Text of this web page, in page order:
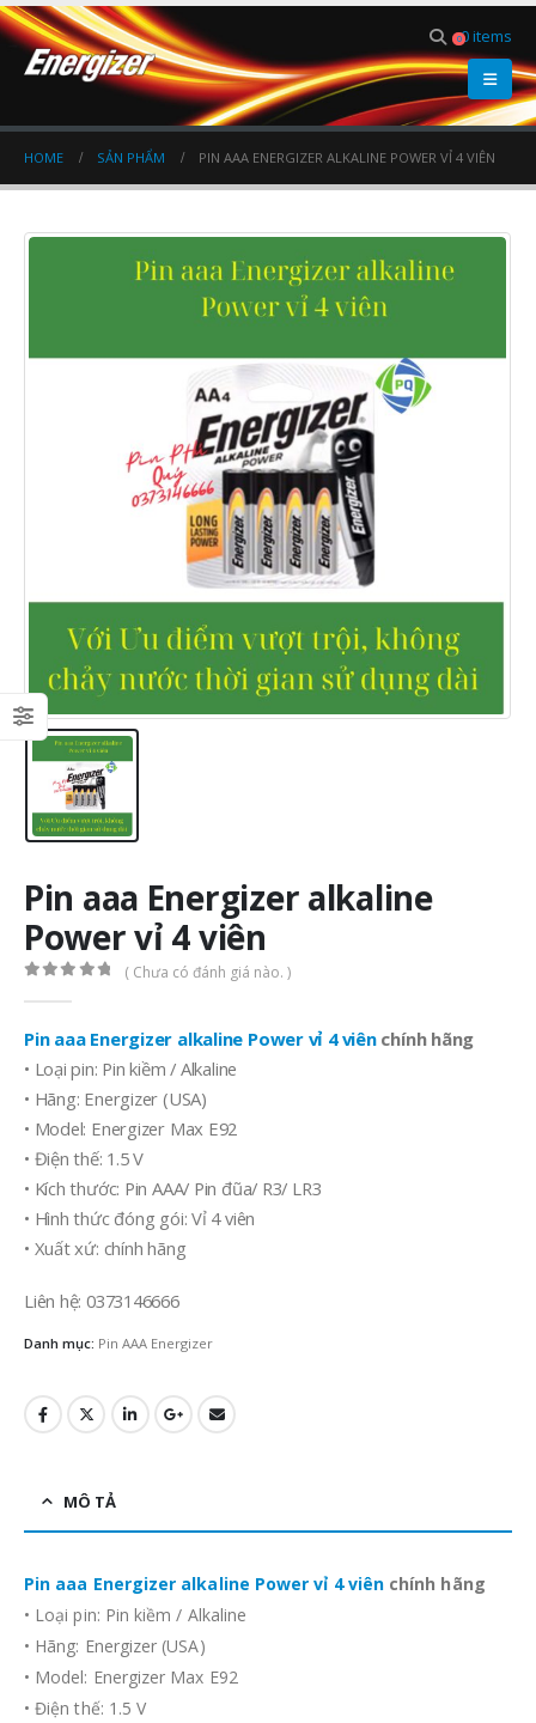
00 items
HOME SẢN PHẨM PIN AAA ENERGIZER ALKALINE POWER VỈ 4 VIÊN
Pin aaa Energizer alkaline
Power vỉ 4 viên
( Chưa có đánh giá nào. )
Pin aaa Energizer alkaline Power vỉ 4 viênchính hãng
• Loại pin: Pin kiềm / Alkaline
• Hãng: Energizer (USA)
• Model: Energizer Max E92
• Điện thế: 1.5 V
• Kích thước: Pin AAA/ Pin đũa/ R3/ LR3
• Hình thức đóng gói: Vỉ 4 viên
• Xuất xứ: chính hãng
Liên hệ: 0373146666
Danh mục: Pin AAA Energizer
MÔ TẢ
Pin aaa Energizer alkaline Power vỉ 4 viênchính hãng
• Loại pin: Pin kiềm / Alkaline
• Hãng: Energizer (USA)
• Model: Energizer Max E92
• Điện thế: 1.5 V